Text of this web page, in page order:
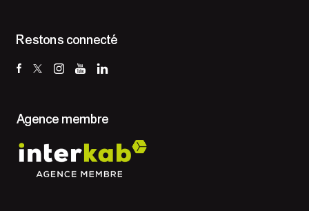
Restons connecté
Agence membre